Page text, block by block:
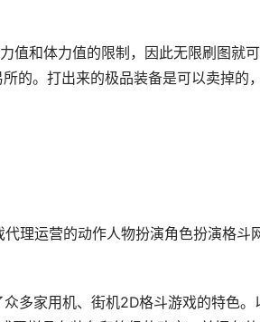
值和体力值的限制，因此无限刷图就
的。打出来的极品装备是可以卖掉的
理运营的动作人物扮演角色扮演格斗
多家用机、街机2D格斗游戏的特色。